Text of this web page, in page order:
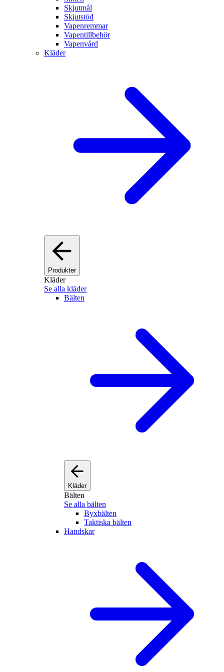
Skjutmål
Skjutstöd
Vapenremmar
Vapentillbehör
Vapenvård
Kläder
Produkter
Kläder
Se alla kläder
Bälten
Kläder
Bälten
Se alla bälten
Byxbälten
Taktiska bälten
Handskar